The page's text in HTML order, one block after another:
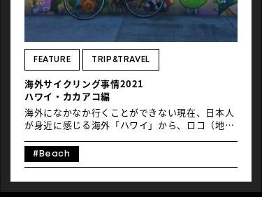
NEWS
FEATURE TRIP&TRAVEL
海外サイクリング事情2021
ハワイ・カカアコ編
海外になかなか行くことができない現在、日本人
が身近に感じる海外「ハワイ」から、ロコ（地
き、サイクリングで人気のエリア、カカアコの様
子を自転車を通して紹介してもらいました。
#Beach